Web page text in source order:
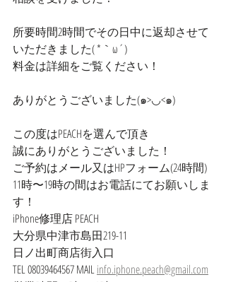
所要時間2時間でその日中に返却させて
いただきました( *｀ω´)
料金は詳細をご覧ください！
ありがとうございました(๑>◡<๑)
この度はPEACHを選んで頂き
誠にありがとうございました！
ご予約はメール又はHPフォーム(24時間)
11時〜19時の間はお電話にてお願いしま
す！
iPhone修理店 PEACH
大分県中津市島田219-11
日ノ出町商店街入口
TEL 08039464567 MAIL info.iphone.peach@gmail.com